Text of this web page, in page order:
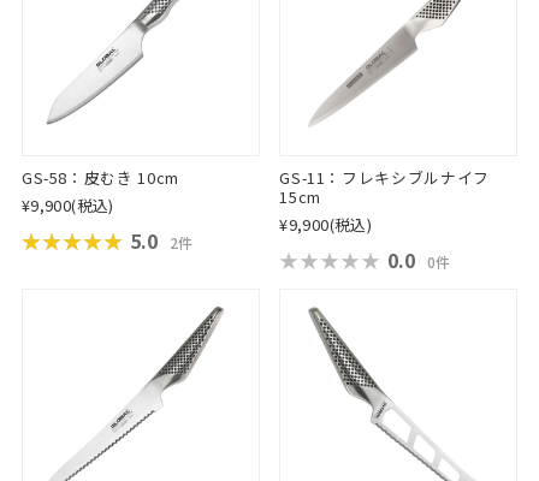
GS-58：皮むき 10cm
¥9,900(税込)
★★★★★
★★★★★ 5.0 2件
GS-11：フレキシブルナイフ
15cm
¥9,900(税込)
★★★★★
★★★★★ 0.0 0件